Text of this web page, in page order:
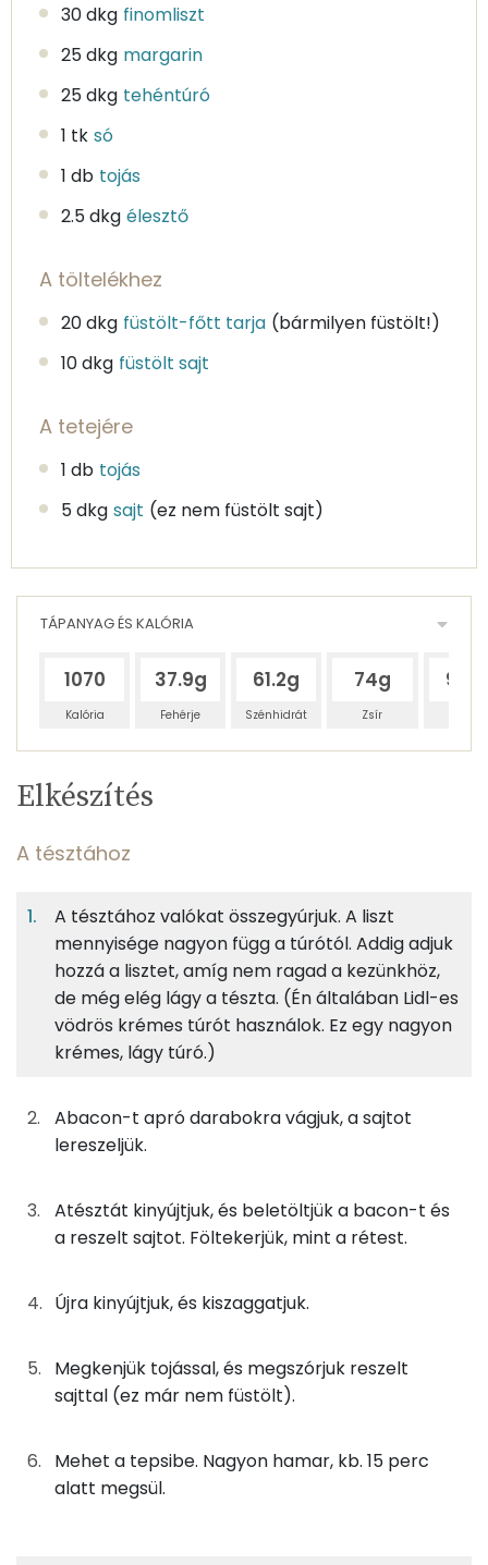
30 dkg finomliszt
25 dkg margarin
25 dkg tehéntúró
1 tk só
1 db tojás
2.5 dkg élesztő
A töltelékhez
20 dkg füstölt-főtt tarja (bármilyen füstölt!)
10 dkg füstölt sajt
A tetejére
1 db tojás
5 dkg sajt (ez nem füstölt sajt)
TÁPANYAG ÉS KALÓRIA
1070
Kalória
37.9g
Fehérje
61.2g
Szénhidrát
74g
Zsír
Egy
adagban
14%
A tésztához
75gfinomliszt
273 kcal
63gmargarin
2g só
14g
tojás
6gélesztő 7 kcal
A töltelékhez
50gfüstölt-főtt tarja
90 kcal
füstölt sajt
A tetejére
TÁPANYAGTARTALOM
14%
Fehérje
23%
Szénhidrát
28%
Zsír
35%
Víz
TOP ásványi anyagok
Nátrium
Foszfor
Cink
Kálcium
Vas
TOP vitaminok
Riboflavin - B2 vitamin:
E vitamin:
Elkészítés
A tésztához
A tésztához valókat összegyúrjuk. A liszt
mennyisége nagyon függ a túrótól. Addig adjuk
hozzá a lisztet, amíg nem ragad a kezünkhöz,
de még elég lágy a tészta. (Én általában Lidl-es
vödrös krémes túrót használok. Ez egy nagyon
krémes, lágy túró.)
Abacon-t apró darabokra vágjuk, a sajtot
lereszeljük.
Atésztát kinyújtjuk, és beletöltjük a bacon-t és
a reszelt sajtot. Föltekerjük, mint a rétest.
Újra kinyújtjuk, és kiszaggatjuk.
Megkenjük tojással, és megszórjuk reszelt
sajttal (ez már nem füstölt).
Mehet a tepsibe. Nagyon hamar, kb. 15 perc
alatt megsül.